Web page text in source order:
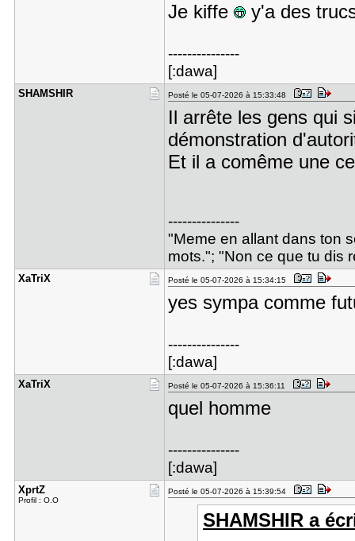
Je kiffe y'a des
---------------
[:dawa]
SHAMSHIR Posté le 05-07-2026 à 15:33:48
Il arrête les gens qui
démonstration
Et il a comême une
---------------
"Meme en allant dans ton
mots."; "Non ce que tu dis
XaTriX Posté le 05-07-2026 à 15:34:15
yes sympa comme
---------------
[:dawa]
XaTriX Posté le 05-07-2026 à 15:36:11
quel homme
---------------
[:dawa]
XprtZ
Profil : O.O
Posté le 05-07-2026 à 15:39:54
SHAMSHIR a